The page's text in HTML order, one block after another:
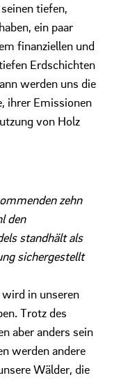
tiefen,
ein paar
finanziellen und
Erdschichten
werden uns die
ihrer Emissionen
von Holz
zehn
den
standhält als
sichergestellt
in unseren
Trotz des
aber anders sein
werden andere
Wälder, die